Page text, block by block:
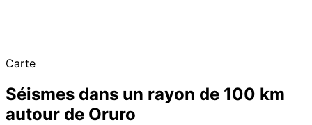
Carte
Séismes dans un rayon de 100 km
autour de Oruro